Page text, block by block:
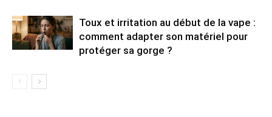
Toux et irritation au début de la vape :
comment adapter son matériel pour
protéger sa gorge ?